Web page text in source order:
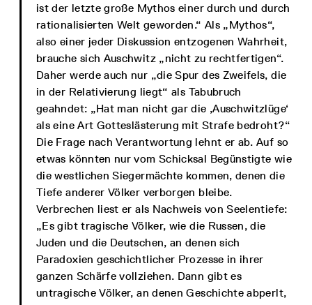
ist der letzte große Mythos einer durch und durch
rationalisierten Welt geworden.“ Als „Mythos“,
also einer jeder Diskussion entzogenen Wahrheit,
brauche sich Auschwitz „nicht zu rechtfertigen“.
Daher werde auch nur „die Spur des Zweifels, die
in der Relativierung liegt“ als Tabubruch
geahndet: „Hat man nicht gar die ‚Auschwitzlüge‘
als eine Art Gotteslästerung mit Strafe bedroht?“
Die Frage nach Verantwortung lehnt er ab. Auf so
etwas könnten nur vom Schicksal Begünstigte wie
die westlichen Siegermächte kommen, denen die
Tiefe anderer Völker verborgen bleibe.
Verbrechen liest er als Nachweis von Seelentiefe:
„Es gibt tragische Völker, wie die Russen, die
Juden und die Deutschen, an denen sich
Paradoxien geschichtlicher Prozesse in ihrer
ganzen Schärfe vollziehen. Dann gibt es
untragische Völker, an denen Geschichte abperlt,